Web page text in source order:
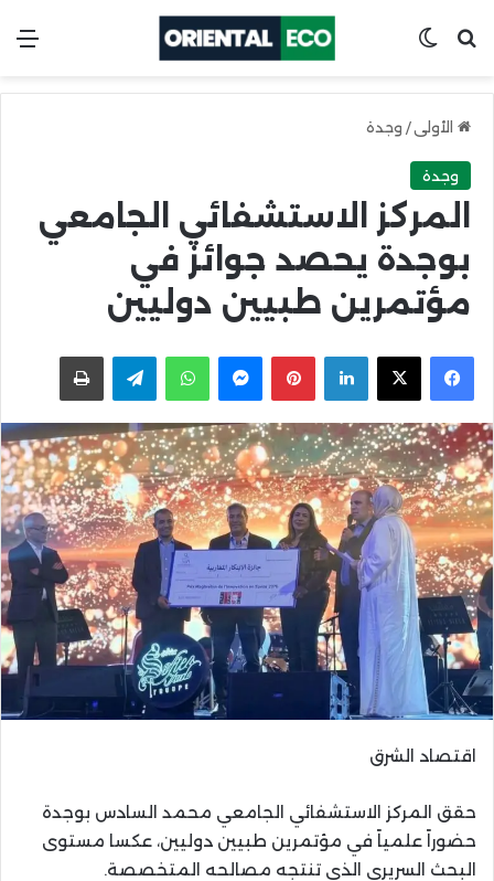
ابحث عنSwitch skin
الأولى / وجدة
وجدة
المركز الاستشفائي الجامعي
بوجدة يحصد جوائز في
مؤتمرين طبيين دوليين
Facebook
X
LinkedIn
Pinterest
Messenger
WhatsApp
Telegramاطبعها
اقتصاد الشرق
حقق المركز الاستشفائي الجامعي محمد السادس بوجدة
حضوراً علمياً في مؤتمرين طبيين دوليين، عكسا مستوى
البحث السريري الذي تنتجه مصالحه المتخصصة.